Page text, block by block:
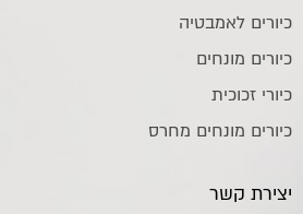
כיורים לאמבטיה
כיורים מונחים
כיורי זכוכית
כיורים מונחים מחרס
יצירת קשר